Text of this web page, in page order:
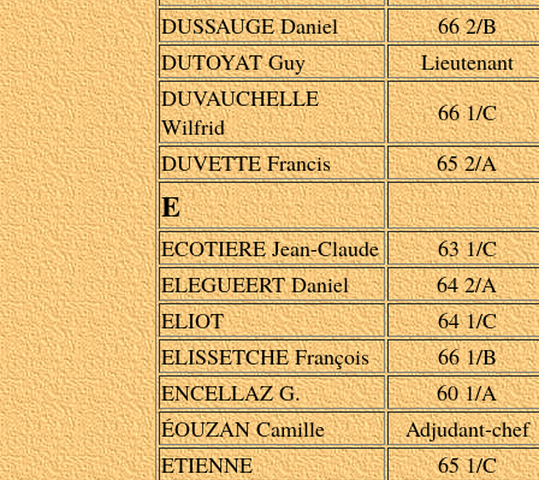
DUSSAUGE Daniel
66 2/B
DUTOYAT Guy
Lieutenant
DUVAUCHELLE
Wilfrid
66 1/C
DUVETTE Francis
65 2/A
E
ECOTIERE Jean-Claude
63 1/C
ELEGUEERT Daniel
64 2/A
ELIOT
64 1/C
ELISSETCHE François
66 1/B
ENCELLAZ G.
60 1/A
ÉOUZAN Camille
Adjudant-chef
ETIENNE
65 1/C